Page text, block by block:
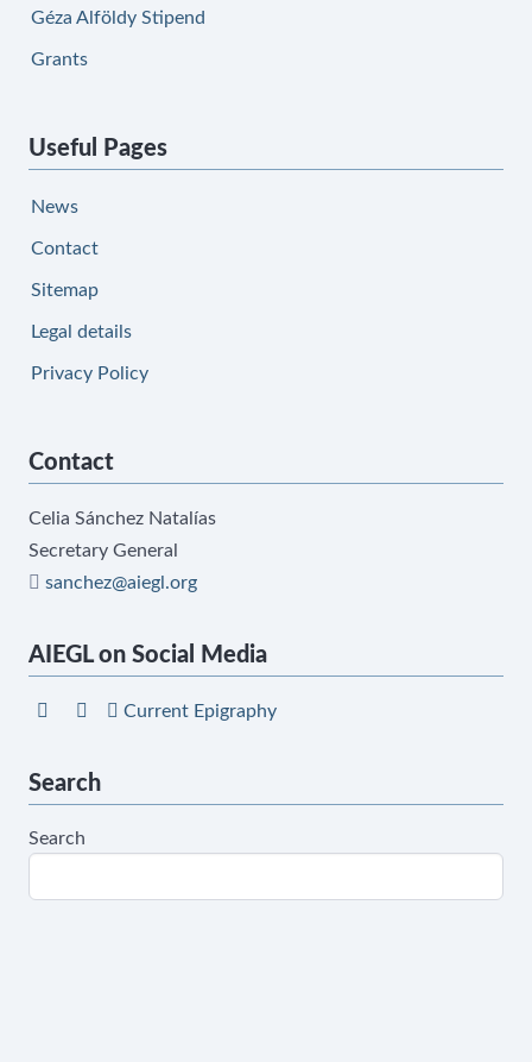
Géza Alföldy Stipend
Grants
Useful Pages
News
Contact
Sitemap
Legal details
Privacy Policy
Contact
Celia Sánchez Natalías
Secretary General
sanchez@aiegl.org
AIEGL on Social Media
Current Epigraphy
Search
Search